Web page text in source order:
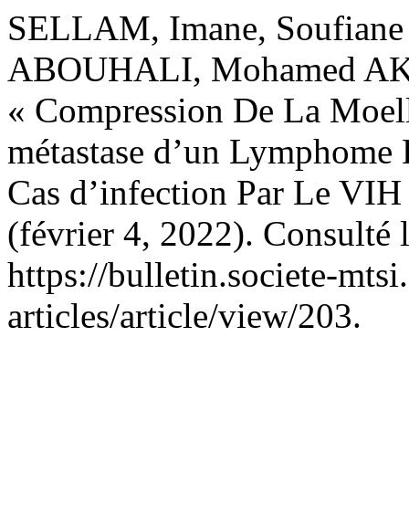
SELLAM, Imane,
ABOUHALI, Mohamed
« Compression De La
métastase d’un
Cas d’infection Par Le
(février 4, 2022). Consulté
https://bulletin.societe-
articles/article/view/203.